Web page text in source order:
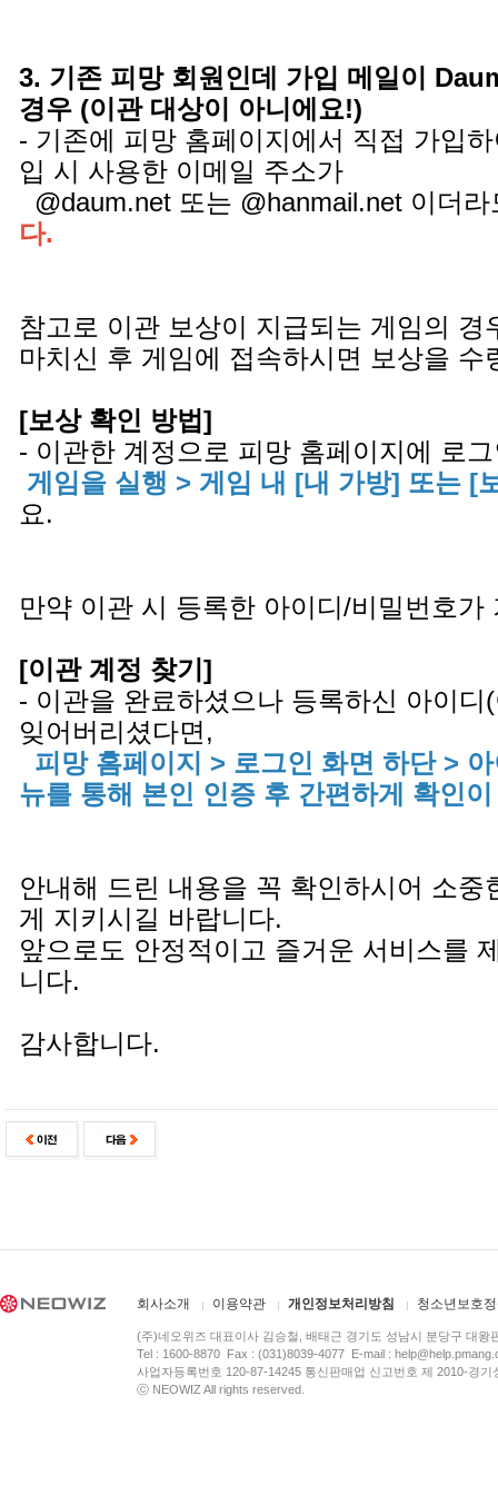
3. 기존 피망 회원인데 가입 메일이
경우 (이관 대상이 아니에요!)
- 기존에 피망 홈페이지에서 직접 가입
입 시 사용한 이메일 주소가
@daum.net 또는 @hanmail.net 이더
다.
참고로 이관 보상이 지급되는 게임의 경
마치신 후 게임에 접속하시면 보상을 수
[보상 확인 방법]
- 이관한 계정으로 피망 홈페이지에 로
게임을 실행 > 게임 내 [내 가방] 또는 [
요.
만약 이관 시 등록한 아이디/비밀번호가
[이관 계정 찾기]
- 이관을 완료하셨으나 등록하신 아이디
잊어버리셨다면,
피망 홈페이지 > 로그인 화면 하단 >
뉴를 통해 본인 인증 후 간편하게 확인
안내해 드린 내용을 꼭 확인하시어 소중
게 지키시길 바랍니다.
앞으로도 안정적이고 즐거운 서비스를
니다.
감사합니다.
회사소개 이용약관 개인정보처리방침 청소년보호
(주)네오위즈 대표이사 김승철, 배태근 경기도 성남시 분당구 대왕
Tel : 1600-8870 Fax : (031)8039-4077 E-mail :
사업자등록번호 120-87-14245 통신판매업 신고번호 제 2010-경
ⓒ NEOWIZ All rights reserved.